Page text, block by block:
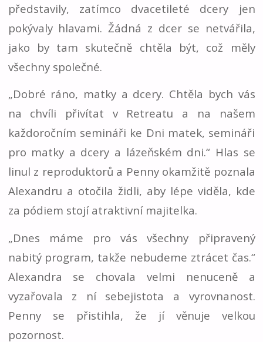
představily, zatímco dvacetileté dcery jen
pokývaly hlavami. Žádná z dcer se netvářila,
jako by tam skutečně chtěla být, což měly
všechny společné.
„Dobré ráno, matky a dcery. Chtěla bych vás
na chvíli přivítat v Retreatu a na našem
každoročním semináři ke Dni matek, semináři
pro matky a dcery a lázeňském dni.“ Hlas se
linul z reproduktorů a Penny okamžitě poznala
Alexandru a otočila židli, aby lépe viděla, kde
za pódiem stojí atraktivní majitelka.
„Dnes máme pro vás všechny připravený
nabitý program, takže nebudeme ztrácet čas.“
Alexandra se chovala velmi nenuceně a
vyzařovala z ní sebejistota a vyrovnanost.
Penny se přistihla, že jí věnuje velkou
pozornost.